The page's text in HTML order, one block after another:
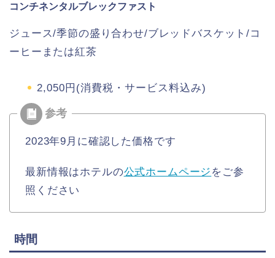
コンチネンタルブレックファスト
ジュース/季節の盛り合わせ/ブレッドバスケット/コ
ーヒーまたは紅茶
2,050円(消費税・サービス料込み)
2023年9月に確認した価格です
最新情報はホテルの公式ホームページ をご参
照ください
時間